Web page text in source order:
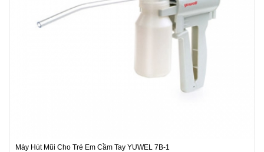
Máy Hút Mũi Cho Trẻ Em Cầm Tay YUWEL 7B-1